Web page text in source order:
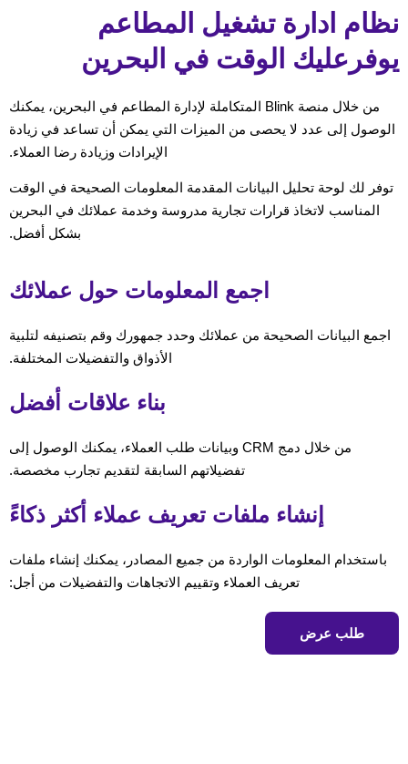
نظام ادارة تشغيل المطاعم
يوفرعليك الوقت في البحرين
من خلال منصة Blink المتكاملة لإدارة المطاعم في البحرين، يمكنك
الوصول إلى عدد لا يحصى من الميزات التي يمكن أن تساعد في زيادة
الإيرادات وزيادة رضا العملاء.
توفر لك لوحة تحليل البيانات المقدمة المعلومات الصحيحة في الوقت
المناسب لاتخاذ قرارات تجارية مدروسة وخدمة عملائك في البحرين
بشكل أفضل.
اجمع المعلومات حول عملائك
اجمع البيانات الصحيحة من عملائك وحدد جمهورك وقم بتصنيفه لتلبية
الأذواق والتفضيلات المختلفة.
بناء علاقات أفضل
من خلال دمج CRM وبيانات طلب العملاء، يمكنك الوصول إلى
تفضيلاتهم السابقة لتقديم تجارب مخصصة.
إنشاء ملفات تعريف عملاء أكثر ذكاءً
باستخدام المعلومات الواردة من جميع المصادر، يمكنك إنشاء ملفات
تعريف العملاء وتقييم الاتجاهات والتفضيلات من أجل:
طلب عرض